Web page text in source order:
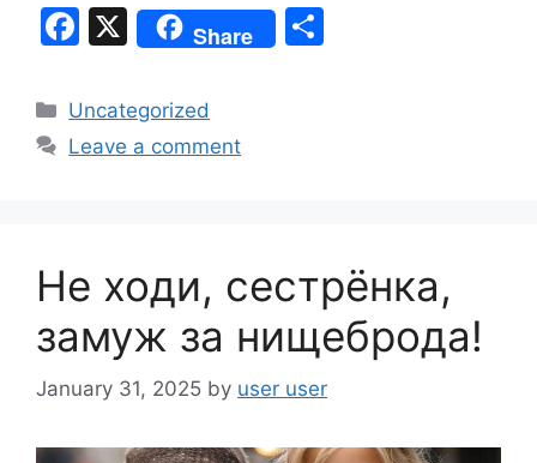
F
c
e
k
X Share
Categories
Uncategorized
Leave a comment
Не ходи, сестрёнка,
замуж за нищеброда!
January 31, 2025 by user user